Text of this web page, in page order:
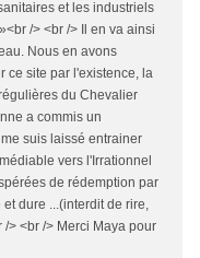
et les industriels
/> <br /> Il en va ainsi
Nous en avons
ce site par l'existence, la
du Chevalier
a commis un
suis laissé entrainer
vers l'Irrationnel
de rédemption par
dure ...(interdit de rire,
> <br /> Merci Maya pour